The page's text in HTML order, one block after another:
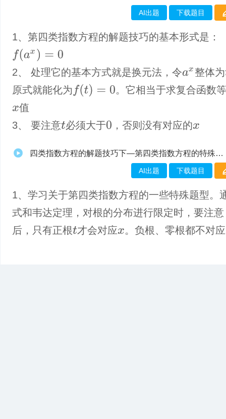
AI出题 下载题目
1、第四类指数方程的解题技巧的基本形式是：
(ax )=0
2、 处理它的基本方式就是换元法，令ax 整体为
原式就能化为 (t)=0 。它相当于求复合函数
x 值
3、 要注意t 必须大于0 ，否则没有对应的x
四类指数方程的解题技巧下—第四类指数方程的特殊题型
AI出题 下载题目
1、学习关于第四类指数方程的一些特殊题型。
式和韦达定理，对根的分布进行限定时，要注
后，只有正根t 才会对应x 。负根、零根都不对应